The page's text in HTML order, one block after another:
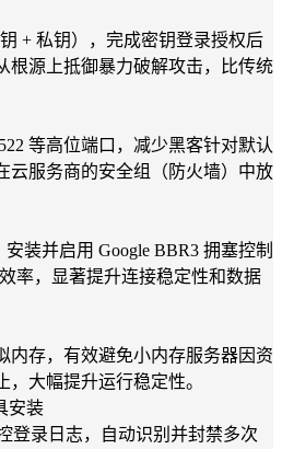
+ 私钥），完成密钥登录授权后
根源上抵御暴力破解攻击，比传统
等高位端口，减少黑客针对默认
云服务商的安全组（防火墙）中放
装并启用 Google BBR3 拥塞控制
率，显著提升连接稳定性和数据
内存，有效避免小内存服务器因资
大幅提升运行稳定性。
安装
登录日志，自动识别并封禁多次